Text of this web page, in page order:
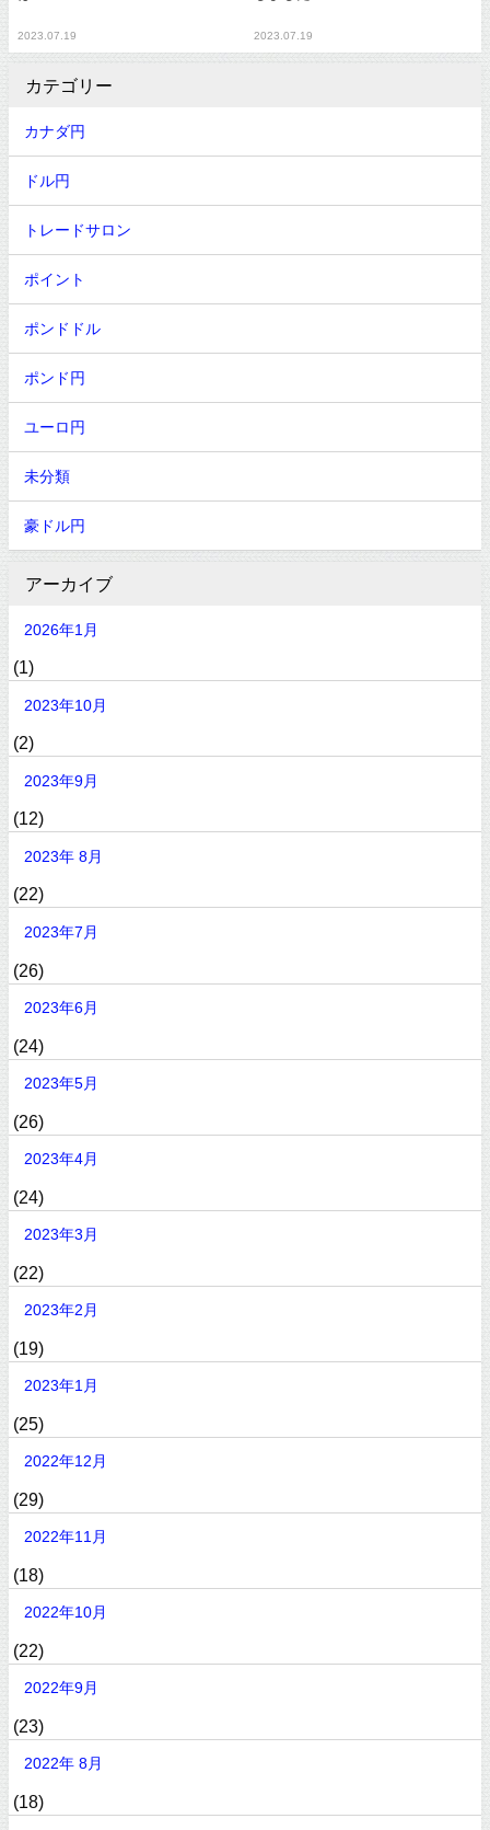
2023.07.19 2023.07.19
カテゴリー
カナダ円
ドル円
トレードサロン
ポイント
ポンドドル
ポンド円
ユーロ円
未分類
豪ドル円
アーカイブ
2026年1月
(1)
2023年10月
(2)
2023年9月
(12)
2023年 8月
(22)
2023年7月
(26)
2023年6月
(24)
2023年5月
(26)
2023年4月
(24)
2023年3月
(22)
2023年2月
(19)
2023年1月
(25)
2022年12月
(29)
2022年11月
(18)
2022年10月
(22)
2022年9月
(23)
2022年 8月
(18)